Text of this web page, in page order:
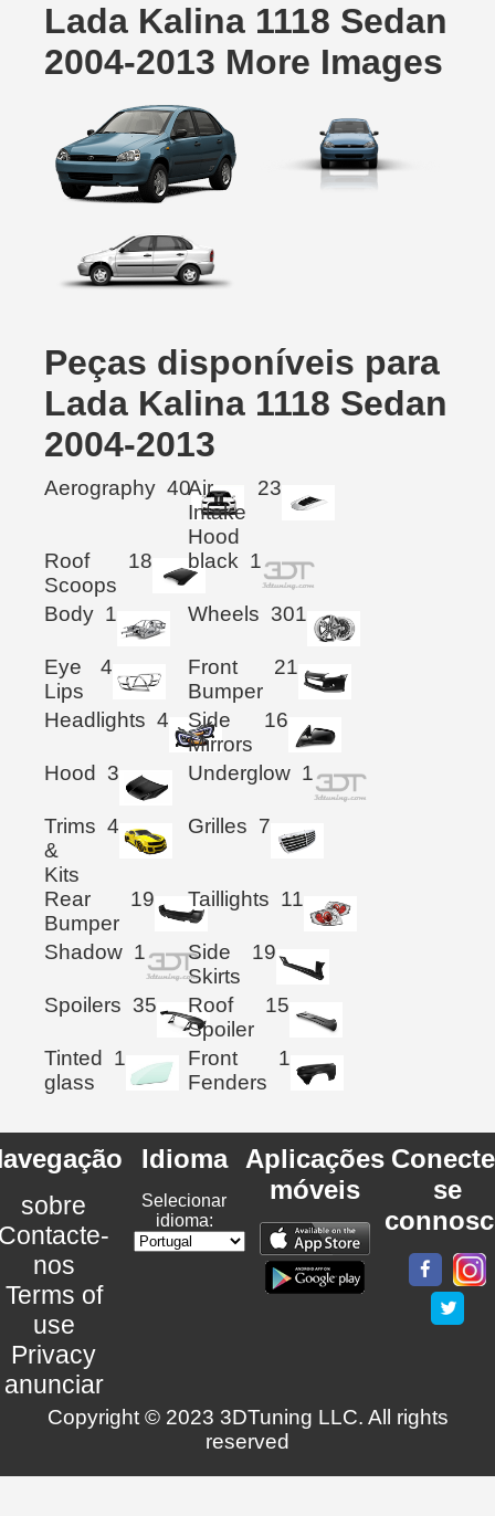
Lada Kalina 1118 Sedan
2004-2013 More Images
Peças disponíveis para
Lada Kalina 1118 Sedan
2004-2013
Aerography 40Air
Intake
Hood
23
Roof
Scoops
18 black 1
Body 1 Wheels 301
Eye
Lips
4
Front
Bumper
21
Headlights 4
Side
Mirrors
16
Hood 3 Underglow 1
Trims
&
Kits
4 Grilles 7
Rear
Bumper
19 Taillights 11
Shadow 1
Side
Skirts
19
Spoilers 35
Roof
Spoiler
15
Tinted
glass
1
Front
Fenders
1
sobre
nos
Terms of
use
Privacy
anunciar
Idioma
Selecionar
idioma:
Aplicações
móveis
se
Copyright © 2023 3DTuning LLC. All rights
reserved